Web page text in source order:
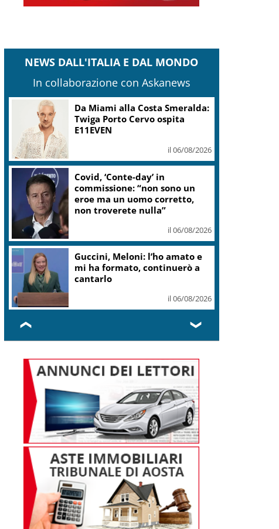
NEWS DALL'ITALIA E DAL MONDO
In collaborazione con Askanews
Da Miami alla Costa Smeralda:
Twiga Porto Cervo ospita
E11EVEN
il 06/08/2026
Covid, ‘Conte-day’ in
commissione: “non sono un
eroe ma un uomo corretto,
non troverete nulla”
il 06/08/2026
Guccini, Meloni: l’ho amato e
mi ha formato, continuerò a
cantarlo
il 06/08/2026
❮ ❯